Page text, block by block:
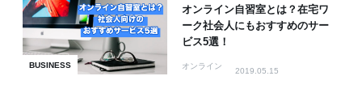
BUSINESS
オンライン自習室とは？在宅ワ
ーク社会人にもおすすめのサー
ビス5選！
オンライン
2019.05.15